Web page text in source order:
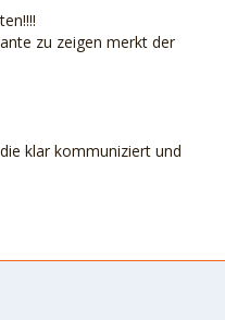
zu zeigen merkt der
klar kommuniziert und